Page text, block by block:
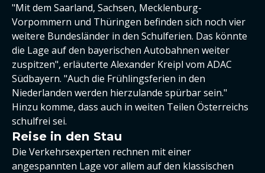
"Mit dem Saarland, Sachsen, Mecklenburg-
Vorpommern und Thüringen befinden sich noch vier
weitere Bundesländer in den Schulferien. Das könnte
die Lage auf den bayerischen Autobahnen weiter
zuspitzen", erläuterte Alexander Kreipl vom ADAC
Südbayern. "Auch die Frühlingsferien in den
Niederlanden werden hierzulande spürbar sein."
Hinzu komme, dass auch in weiten Teilen Österreichs
schulfrei sei.
Reise in den Stau
Die Verkehrsexperten rechnen mit einer
angespannten Lage vor allem auf den klassischen